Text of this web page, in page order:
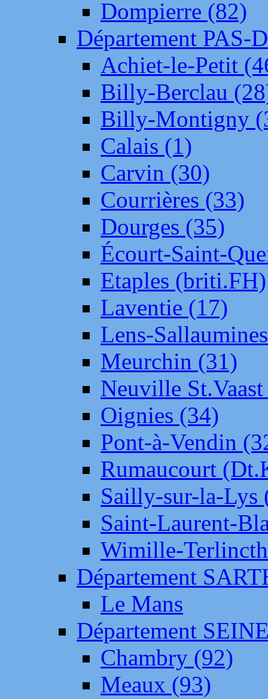
Dompierre (82)
Département PAS-
Achiet-le-Petit
Billy-Berclau
Billy-Montigny
Calais (1)
Carvin (30)
Courrières (33)
Dourges (35)
Écourt-Saint-
Etaples (briti.FH)
Laventie (17)
Lens-
Meurchin (31)
Neuville
Oignies (34)
Pont-à-Vendin
Rumaucourt
Sailly-sur-la-Lys
Saint-Laurent-
Wimille-
Département
Le Mans
Département
Chambry (92)
Meaux (93)